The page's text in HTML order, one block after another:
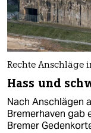
Rechte Anschläge
Hass und
Nach Anschlägen
Bremerhaven gab
Bremer